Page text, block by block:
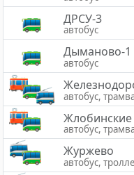
ДРСУ-3
автобус
Дыманово-1
автобус
автобус,
автобус,
Журжево
автобус,